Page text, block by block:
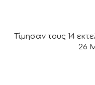
Τίμησαν τους 14
26